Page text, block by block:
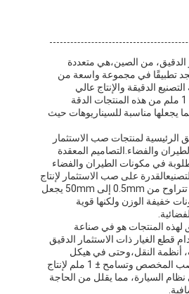
من الصين،هي متعددة
تطبيقًا في مجموعة واسعة من
الدقيقة والإنتاج عالي
الجودةيضمن تساهل ± 1 ملم من هذه المنتجات الدقة
يجعلها مناسبة للسيناريوهات حيث
الرئيسية لمنتجات صب الاستثمار
والفضاء.التصاميم المعقدة
في مكونات الطيران والفضاء
على صب الاستثمار لإنتاج
أجزاء مع سمك الجدار تتراوح من 0.5mm إلى 50mm يجعل
خفيفة الوزن ولكنها قوية
لهذه المنتجات هو في صناعة
قطع الغيار ذات الاستثمار الدقيق
أنظمة النقل،وحتى في هيكل
المركباتيسمح حجم الصب المخصص وتسامح ± 1 ملم لإنتاج
السيارة، مما يقلل من الحاجة